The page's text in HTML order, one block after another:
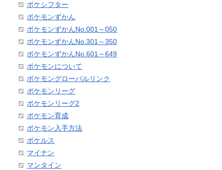
ポケシフター
ポケモンずかん
ポケモンずかんNo.001～050
ポケモンずかんNo.301～350
ポケモンずかんNo.601～649
ポケモンについて
ポケモングローバルリンク
ポケモンリーグ
ポケモンリーグ2
ポケモン育成
ポケモン入手方法
ポケルス
マイナン
マンタイン